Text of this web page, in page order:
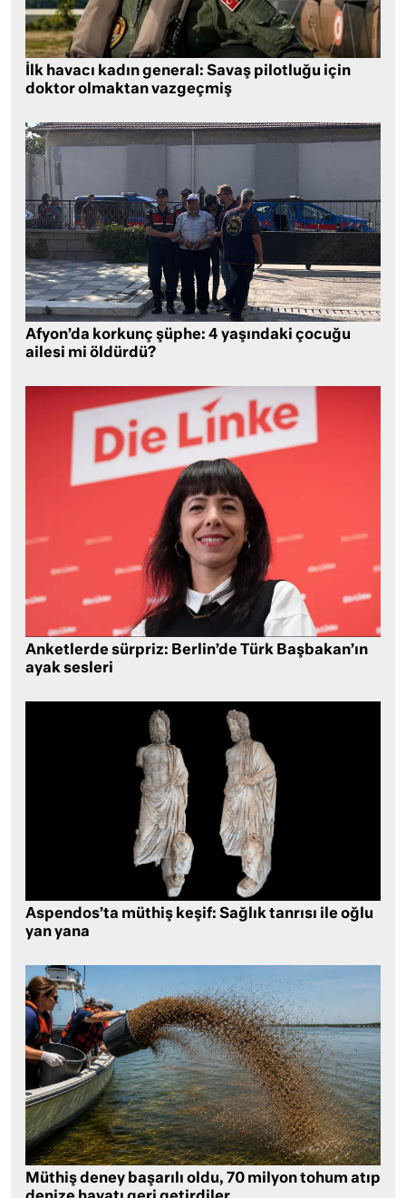
İlk havacı kadın general: Savaş pilotluğu için
doktor olmaktan vazgeçmiş
Afyon’da korkunç şüphe: 4 yaşındaki çocuğu
ailesi mi öldürdü?
Anketlerde sürpriz: Berlin’de Türk Başbakan’ın
ayak sesleri
Aspendos’ta müthiş keşif: Sağlık tanrısı ile oğlu
yan yana
Müthiş deney başarılı oldu, 70 milyon tohum atıp